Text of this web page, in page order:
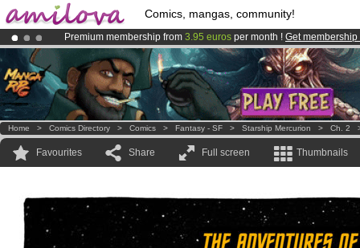
Comics, mangas, community!
Premium membership from 3.95 euros per month ! Get membership
AmilovaKickstarter is now LIVE!.
Already 100000 membersand 1000 comics & mangas!.
Home > Comics Directory > Comics > Fantasy - SF > Starship Mercurion > Ch. 2
Favourites Share Full screen Thumbnails